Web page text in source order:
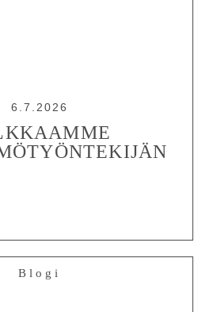
YHTEYS
6.7.2026
Blogi